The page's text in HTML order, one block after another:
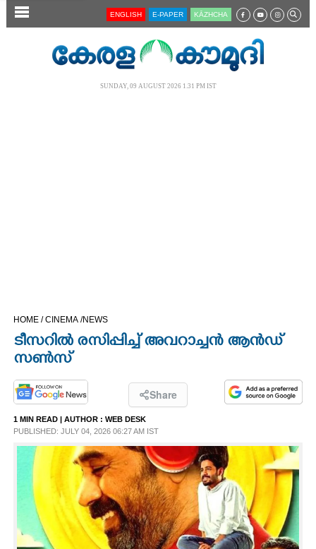
SECTIONS
LIFESTYLE
SPIRITUAL
INFO+
ENGLISH E-PAPER KĀZHCHA
SUNDAY, 09 AUGUST 2026 1.31 PM IST
HOME /CINEMA /NEWS
ടീസറിൽ രസിപ്പിച്ച് അവറാച്ചൻ ആൻഡ്
സൺസ്
Share
1 MIN READ | AUTHOR : WEB DESK
PUBLISHED: JULY 04, 2026 06:27 AM IST